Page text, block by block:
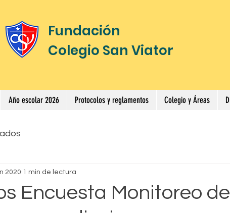
Fundación
Colegio San Viator
Año escolar 2026 Protocolos y reglamentos Colegio y Áreas
Encuesta Monitoreo
2020 1 min de lectura